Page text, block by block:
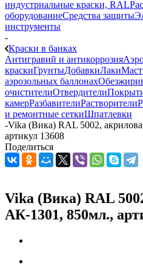
индустриальные краски, RAL
оборудованиеСредства защиты
инструменты
-
Краски в банках
Антигравий и антикоррозия
краскиГрунтыДобавкиЛаки
аэрозольных баллонах
очистителиОтвердители
камерРазбавителиРастворители
и ремонтные сеткиШпатлевки
-Vika (Вика) RAL 5002,
артикул 13608
Поделиться
Vika (Вика) RAL
АК-1301, 850мл.,